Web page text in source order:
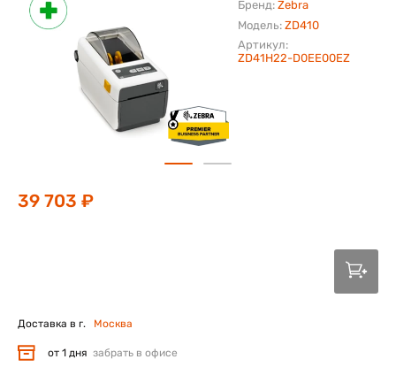
Бренд: Zebra
Модель: ZD410
Артикул:
ZD41H22-D0EE00EZ
39 703 ₽
Доставка в г. Москва
от 1 дня забрать в офисе